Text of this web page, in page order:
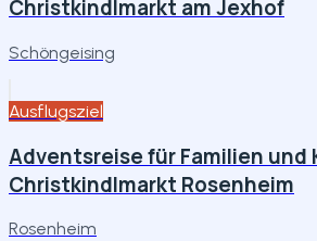
Christkindlmarkt am Jexhof
Schöngeising
Ausflugsziel
Adventsreise für Familien und
Christkindlmarkt Rosenheim
Rosenheim